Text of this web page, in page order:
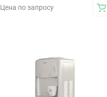
Цена по запросу